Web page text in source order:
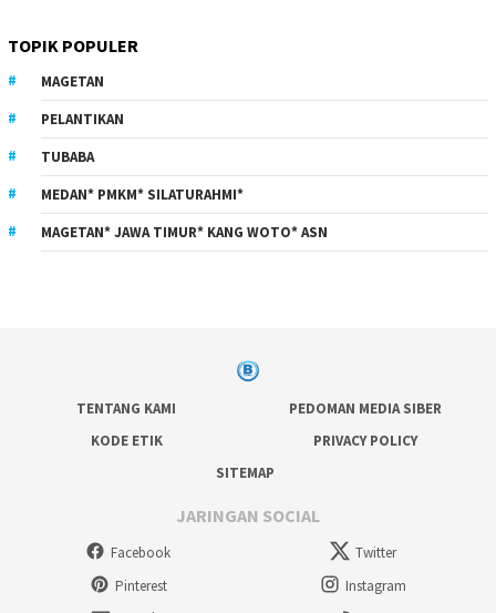
TOPIK POPULER
MAGETAN
PELANTIKAN
TUBABA
MEDAN* PMKM* SILATURAHMI*
MAGETAN* JAWA TIMUR* KANG WOTO* ASN
TENTANG KAMI
PEDOMAN MEDIA SIBER
KODE ETIK
PRIVACY POLICY
SITEMAP
JARINGAN SOCIAL
Facebook
Twitter
Pinterest
Instagram